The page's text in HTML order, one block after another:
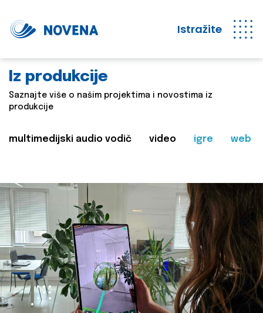
Istražite
Iz produkcije
Saznajte više o našim projektima i novostima iz
produkcije
multimedijski audio vodič video igre web